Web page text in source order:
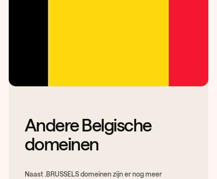
Andere Belgische
domeinen
Naast .BRUSSELS domeinen zijn er nog meer